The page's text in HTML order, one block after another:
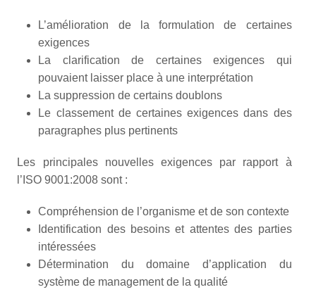
L’amélioration de la formulation de certaines
exigences
La clarification de certaines exigences qui
pouvaient laisser place à une interprétation
La suppression de certains doublons
Le classement de certaines exigences dans des
paragraphes plus pertinents
Les principales nouvelles exigences par rapport à
l’ISO 9001:2008 sont :
Compréhension de l’organisme et de son contexte
Identification des besoins et attentes des parties
intéressées
Détermination du domaine d’application du
système de management de la qualité